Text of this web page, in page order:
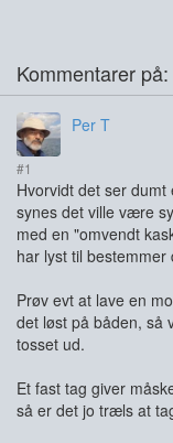
Kommentarer
Per T
#1
Hvorvidt det ser
synes det ville være
med en "omvendt
har lyst til bestemmer
Prøv evt at lave en
det løst på båden, så
tosset ud.
Et fast tag giver
så er det jo træls at